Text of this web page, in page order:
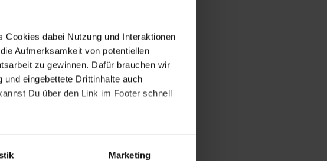
Cookies dabei Nutzung und Interaktionen
Aufmerksamkeit von potentiellen
zu gewinnen. Dafür brauchen wir
eingebettete Drittinhalte auch
Du über den Link im Footer schnell
Marketing